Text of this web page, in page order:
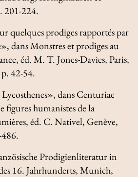
201-224.
quelques prodiges rapportés par
dansMonstres et prodiges au
, éd. M. T. Jones-Davies, Paris,
42-54.
dansCenturiae
humanistes de la
, éd. C. Nativel, Genève,
Prodigienliteratur in
16. Jahrhunderts, Munich,